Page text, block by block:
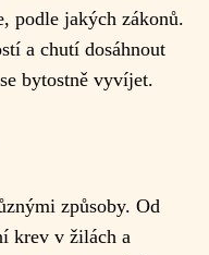
podle jakých zákonů.
a chutí dosáhnout
bytostně vyvíjet.
způsoby. Od
krev v žilách a